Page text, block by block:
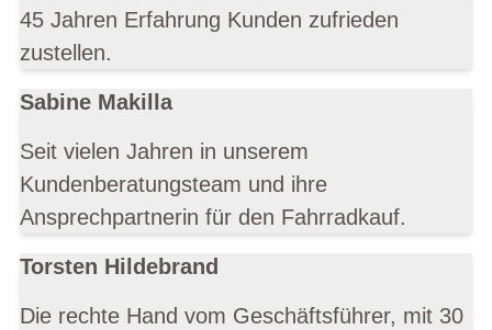
45 Jahren Erfahrung Kunden zufrieden
zustellen.
Sabine Makilla
Seit vielen Jahren in unserem
Kundenberatungsteam und ihre
Ansprechpartnerin für den Fahrradkauf.
Torsten Hildebrand
Die rechte Hand vom Geschäftsführer, mit 30